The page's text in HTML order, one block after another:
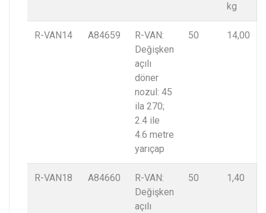
kg
R-VAN14 A84659
R-VAN:
Değişken
açılı
döner
nozul: 45
ila 270;
2.4 ile
4.6 metre
yarıçap
50 14,00
R-VAN18 A84660
R-VAN:
Değişken
açılı
50 1,40